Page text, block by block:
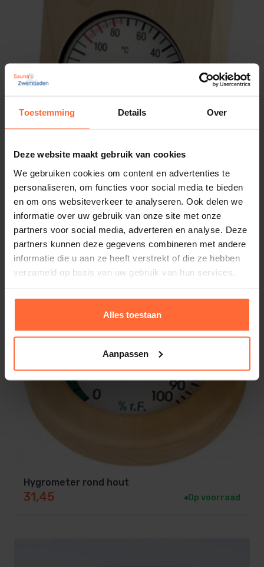
Toestemming Details Over
Deze website maakt gebruik van cookies
We gebruiken cookies om content en advertenties te
personaliseren, om functies voor social media te bieden
en om ons websiteverkeer te analyseren. Ook delen we
informatie over uw gebruik van onze site met onze
partners voor social media, adverteren en analyse. Deze
partners kunnen deze gegevens combineren met andere
informatie die u aan ze heeft verstrekt of die ze hebben
verzameld op basis van uw gebruik van hun services.
Alles toestaan
Aanpassen
Hygro Thermometer vierkant groot
73,45 Op voorraad
Hygrometer rond hout
31,45 Op voorraad